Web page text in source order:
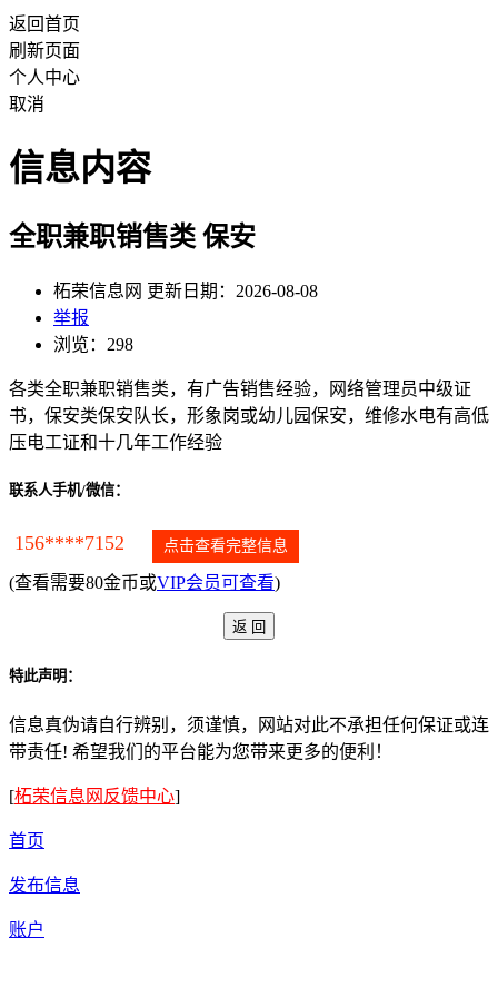
返回首页
刷新页面
个人中心
取消
信息内容
全职兼职销售类 保安
柘荣信息网 更新日期：2026-08-08
举报
浏览：298
各类全职兼职销售类，有广告销售经验，网络管理员中级证
书，保安类保安队长，形象岗或幼儿园保安，维修水电有高低
压电工证和十几年工作经验
联系人手机/微信：
156****7152 点击查看完整信息
(查看需要80金币或VIP会员可查看)
特此声明：
信息真伪请自行辨别，须谨慎，网站对此不承担任何保证或连
带责任! 希望我们的平台能为您带来更多的便利！
[柘荣信息网反馈中心]
首页
发布信息
账户